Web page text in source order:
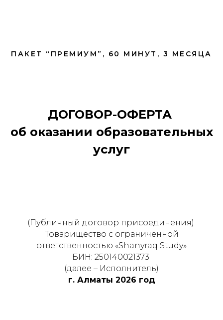
ПАКЕТ “ПРЕМИУМ”, 60 МИНУТ, 3 МЕСЯЦА
ДОГОВОР-ОФЕРТА
об оказании образовательных
услуг
(Публичный договор присоединения)
Товарищество с ограниченной
ответственностью «Shanyraq Study»
БИН: 250140021373
(далее – Исполнитель)
г. Алматы 2026 год